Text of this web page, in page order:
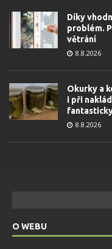
Díky
problém.
větrání
8.8.2026
Okurky a
i při
8.8.2026
O WEBU